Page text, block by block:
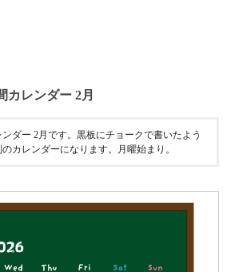
カレンダー 2月
ダー 2月です。黒板にチョークで書いたよう
カレンダーになります。月曜始まり。